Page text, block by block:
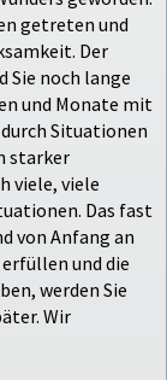
getreten und
Der
Sie noch lange
und Monate mit
Situationen
starker
viele, viele
Das fast
von Anfang an
und die
werden Sie
Wir